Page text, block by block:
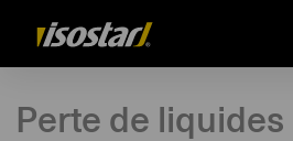
Drupal
Perte de liquides